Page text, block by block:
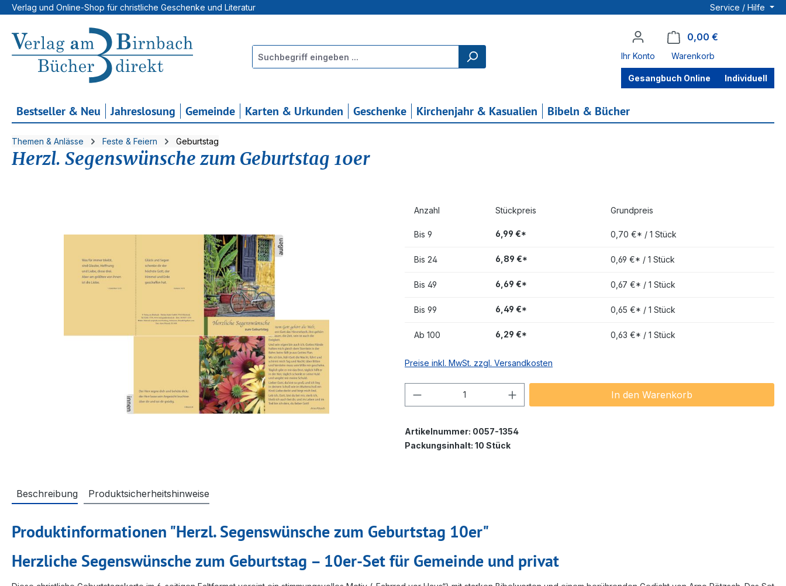
Hauptinhalt springen
Zur Suche springen
Zur Hauptnavigation springen
Verlag und Online-Shop für christliche Geschenke und Literatur Service / Hilfe
Ihr Konto
0,00 €
Warenkorb
Gesangbuch Online Individuell
Bestseller & Neu Jahreslosung Gemeinde Karten & Urkunden Geschenke Kirchenjahr & Kasualien Bibeln & Bücher
Themen & Anlässe Feste & Feiern Geburtstag
Herzl. Segenswünsche zum Geburtstag 10er
Anzahl Stückpreis Grundpreis
Bis 9 6,99 €* 0,70 €* / 1 Stück
Bis 24 6,89 €* 0,69 €* / 1 Stück
Bis 49 6,69 €* 0,67 €* / 1 Stück
Bis 99 6,49 €* 0,65 €* / 1 Stück
Ab 100 6,29 €* 0,63 €* / 1 Stück
Preise inkl. MwSt. zzgl. Versandkosten
Produkt Anzahl: Gib den gewünschten Wert ein oder
In den Warenkorb
Artikelnummer: 0057-1354
Packungsinhalt: 10 Stück
Beschreibung Produktsicherheitshinweise
Produktinformationen "Herzl. Segenswünsche zum Geburtstag 10er"
Herzliche Segenswünsche zum Geburtstag – 10er-Set für Gemeinde und privat